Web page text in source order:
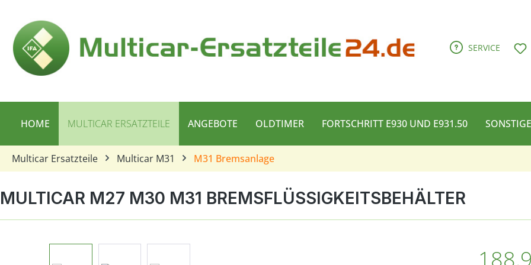
SERVICE
HOME MULTICAR ERSATZTEILE ANGEBOTE OLDTIMER FORTSCHRITT E930 UND E931.50
Multicar Ersatzteile Multicar M31 M31 Bremsanlage
MULTICAR M27 M30 M31 BREMSFLÜSSIGKEITSBEHÄLTER
Regulärer